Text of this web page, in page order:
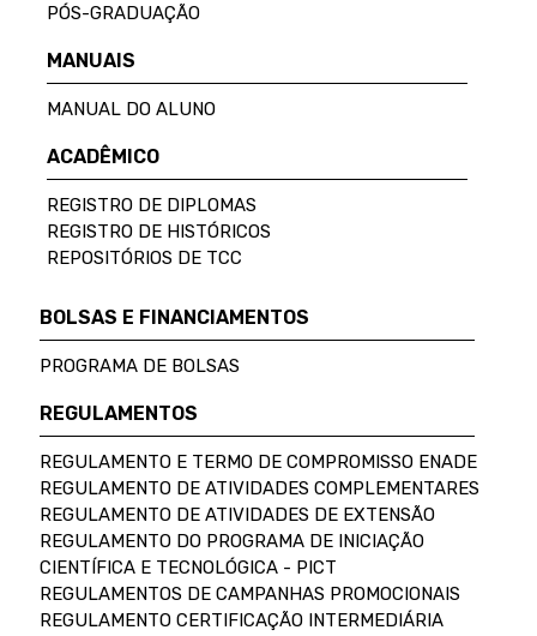
PÓS-GRADUAÇÃO
MANUAIS
MANUAL DO ALUNO
ACADÊMICO
REGISTRO DE DIPLOMAS
REGISTRO DE HISTÓRICOS
REPOSITÓRIOS DE TCC
BOLSAS E FINANCIAMENTOS
PROGRAMA DE BOLSAS
REGULAMENTOS
REGULAMENTO E TERMO DE COMPROMISSO ENADE
REGULAMENTO DE ATIVIDADES COMPLEMENTARES
REGULAMENTO DE ATIVIDADES DE EXTENSÃO
REGULAMENTO DO PROGRAMA DE INICIAÇÃO
CIENTÍFICA E TECNOLÓGICA - PICT
REGULAMENTOS DE CAMPANHAS PROMOCIONAIS
REGULAMENTO CERTIFICAÇÃO INTERMEDIÁRIA